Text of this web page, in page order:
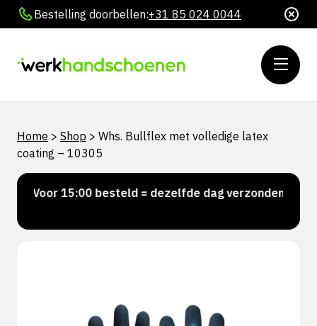
Bestelling doorbellen:+31 85 024 0044
Home > Shop > Whs. Bullflex met volledige latex
coating – 10305
Voor 15:00 besteld = dezelfde dag verzonden